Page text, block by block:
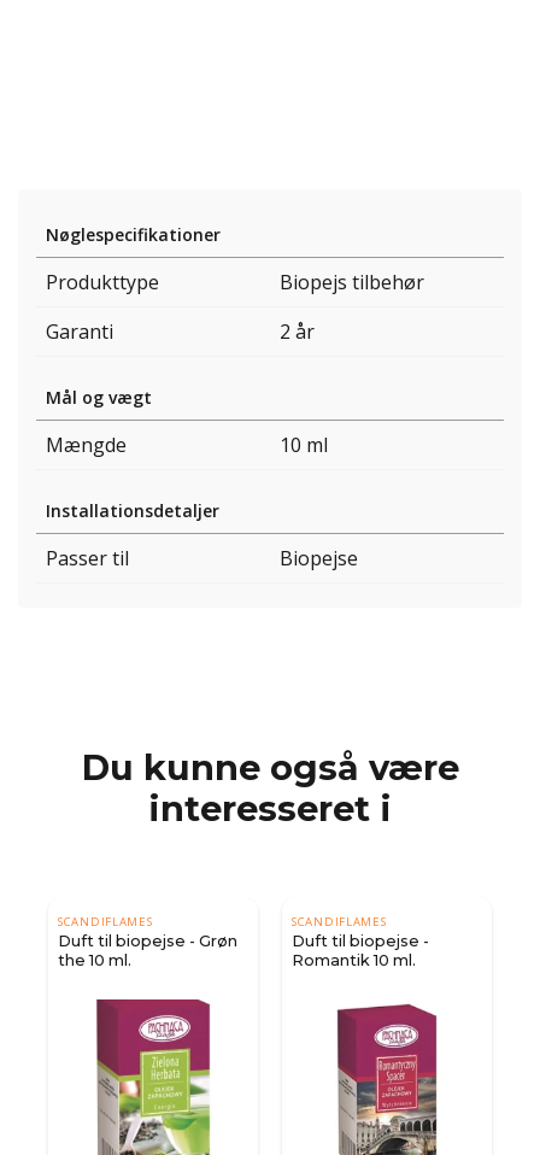
Nøglespecifikationer
Produkttype
Biopejs tilbehør
Garanti
2 år
Mål og vægt
Mængde 10 ml
Installationsdetaljer
Passer til Biopejse
Du kunne også være
interesseret i
SCANDIFLAMES
Duft til biopejse - Grøn
the 10 ml.
SCANDIFLAMES
Duft til biopejse -
Romantik 10 ml.